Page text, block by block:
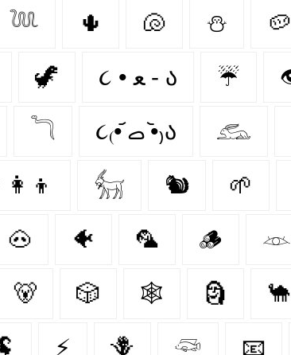
𓆙 🌵 🐚 ⛄ 🥔
🦖 ૮ • ﻌ - ა⁩ ☔
𓆓 ૮₍•᷄ ࡇ •᷅₎ა 𓃹
𓃶 🐿 🌱
🐽 🐠 🦜 🪵 𓁺
🐻 🎲 🕸️ 🗿 🐪
⚡ 🪻 𓆛 📧